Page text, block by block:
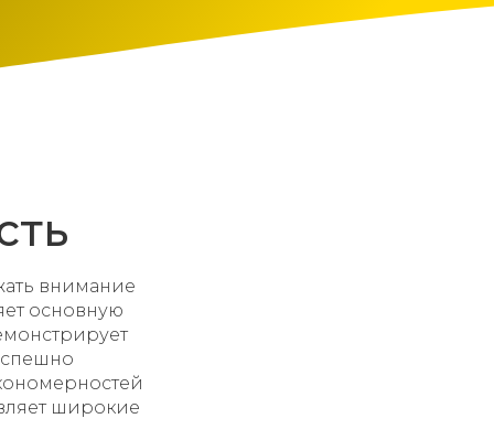
внимание
основную
широкие